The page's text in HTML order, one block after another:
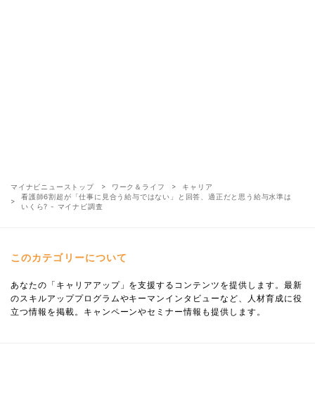
マイナビニューストップ ワーク＆ライフ
キャリア
看護師6割超が「仕事に見合う給与ではない」と回答、適正だと思う給与水準は
いくら? - マイナビ調査
このカテゴリーについて
あなたの「キャリアアップ」を支援するコンテンツを提供します。最新
のスキルアッププログラムやキーマンインタビューなど、人材育成に役
立つ情報を掲載。キャンペーンやセミナー情報も提供します。